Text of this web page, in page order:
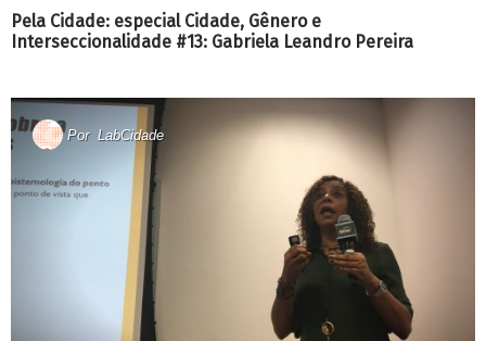
Pela Cidade: especial Cidade, Gênero e
Interseccionalidade #13: Gabriela Leandro Pereira
Por LabCidade